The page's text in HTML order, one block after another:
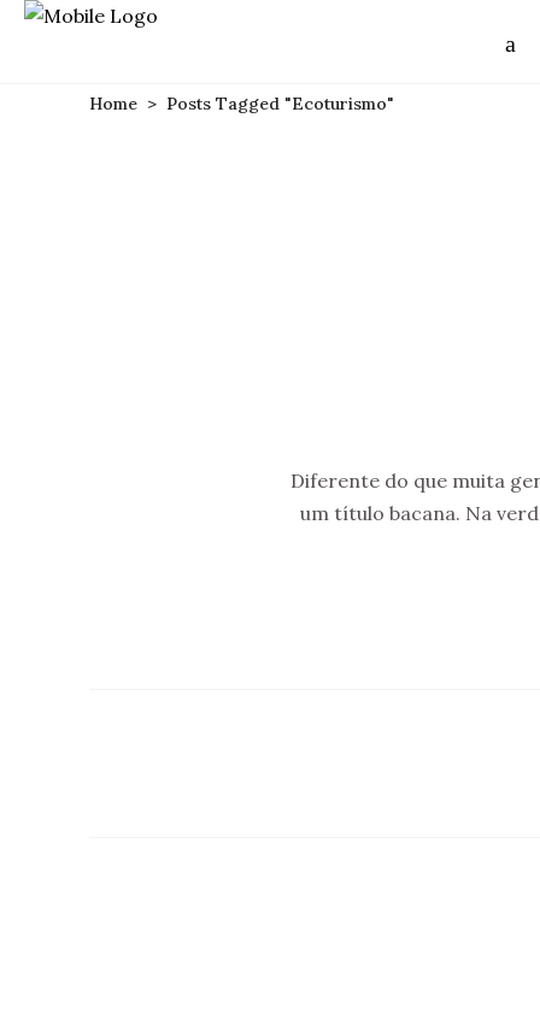
Home > Posts Tagged "Ecoturismo"
Diferente do que muita
um título bacana. Na